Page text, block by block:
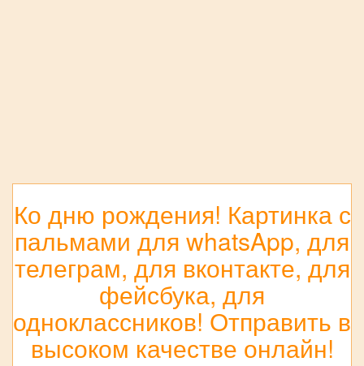
Ко дню рождения! Картинка с
пальмами для whatsApp, для
телеграм, для вконтакте, для
фейсбука, для
одноклассников! Отправить в
высоком качестве онлайн!